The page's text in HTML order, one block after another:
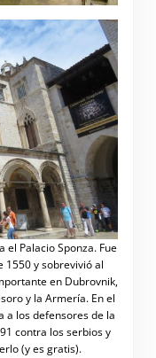
el Palacio Sponza. Fue
1550 y sobrevivió al
en Dubrovnik,
y la Armería. En el
a los defensores de la
contra los serbios y
(y es gratis).